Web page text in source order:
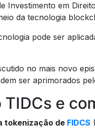
Investimento em
da tecnologia
pode ser
no mais novo
ser aprimorados
TIDCs e
tokenização de FIDCS